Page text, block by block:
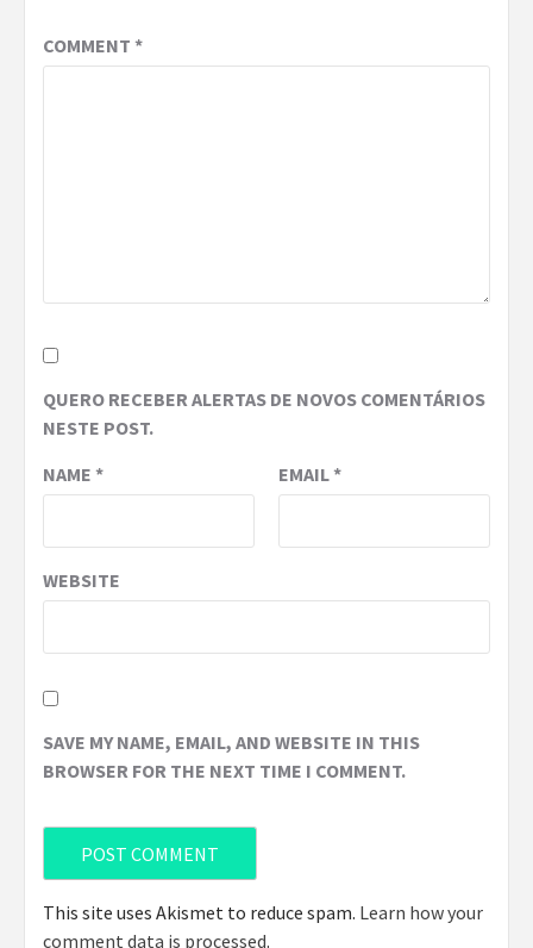
COMMENT *
QUERO RECEBER ALERTAS DE NOVOS COMENTÁRIOS
NESTE POST.
NAME * EMAIL*
WEBSITE
SAVE MY NAME, EMAIL, AND WEBSITE IN THIS
BROWSER FOR THE NEXT TIME I COMMENT.
This site uses Akismet to reduce spam. Learn how your
comment data is processed.